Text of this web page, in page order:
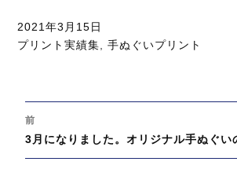
投
稿
2021年3月15日
カ
ー
プリント実績集 ,手ぬぐいプリント
稿
ナ
前
過
去
3月になりました。オリジナル手ぬぐい